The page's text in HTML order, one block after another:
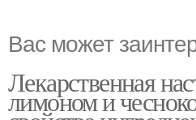
Вас может
Лекарственная
лимоном и